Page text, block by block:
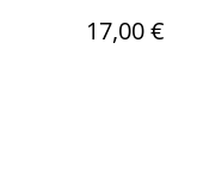
17,00 €